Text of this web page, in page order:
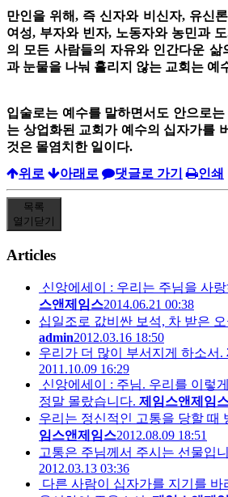
만인을 위해, 즉 신자와 비신자, 유신
여성, 부자와 빈자, 노동자와 농민과
의 모든 사람들의 자유와 인간다운
과 눈물을 나눠 흘리지 않는 교회는 예
입술로는 예수를 말하면서도 안으로
는 상업화된 교회가 예수의 십자가를
것은 몰염치한 일이다.
위로
아래로 댓글로 가기 인쇄
목록
열기 닫기
Articles
신앙에세이 : 우리는 주님을 사
스앤제임스2014.06.21 00:38
십일조로 값비싼 보석, 차 받은
admin2012.03.16 18:50
우리가 더 많이 부서지게 하소서.
2011.10.09 16:29
신앙에세이 : 주님. 우리를 이렇
정말 몰랐습니다. 제임스앤제임
우리는 정신적인 고통을 당할 때
임스앤제임스2012.08.09 18:51
고통은 주님께서 주시는 선물입
2012.03.13 03:36
다른 사람이 십자가를 지기를